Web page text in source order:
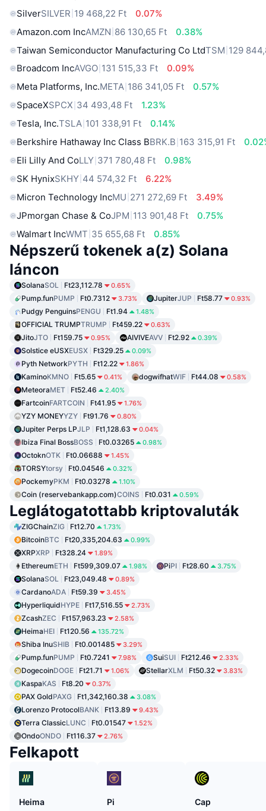
SilverSILVER 19 468,22 Ft
0.07%
Amazon.com IncAMZN 86 130,65 Ft
0.38%
Taiwan Semiconductor Manufacturing Co LtdTSM 129
Broadcom IncAVGO 131 515,33 Ft
0.09%
Meta Platforms, Inc.META 186 341,05 Ft
0.57%
SpaceXSPCX 34 493,48 Ft
1.23%
Tesla, Inc.TSLA 101 338,91 Ft
0.14%
Berkshire Hathaway Inc Class BBRK.B 163 315,91 Ft
Eli Lilly And CoLLY 371 780,48 Ft
0.98%
SK HynixSKHY 44 574,32 Ft
6.22%
Micron Technology IncMU 271 272,69 Ft
3.49%
JPmorgan Chase & CoJPM 113 901,48 Ft
0.75%
Walmart IncWMT 35 655,68 Ft 0.85%
Népszerű tokenek a(z) Solana
láncon
SolanaSOL Ft23,112.78 0.65%
Pump.funPUMP Ft0.7312 3.73% JupiterJUP Ft58.77 0.93%
Pudgy PenguinsPENGU Ft1.94 1.48%
OFFICIAL TRUMPTRUMP Ft459.22 0.63%
JitoJTO Ft159.75 0.95% AIVIVEAVV Ft2.92 0.39%
Solstice eUSXEUSX Ft329.25 0.09%
Pyth NetworkPYTH Ft12.22 1.86%
KaminoKMNO Ft5.65 0.41% dogwifhatWIF Ft44.08 0.58%
MeteoraMET Ft52.46 2.40%
FartcoinFARTCOIN Ft41.95 1.76%
YZY MONEYYZY Ft91.76 0.80%
Jupiter Perps LPJLP Ft1,128.63 0.04%
Ibiza Final BossBOSS Ft0.03265 0.98%
OctoknOTK Ft0.06688 1.45%
TORSYtorsy Ft0.04546 0.32%
PockemyPKM Ft0.03278 1.10%
Coin (reservebankapp.com)COINS Ft0.031 0.59%
Leglátogatottabb kriptovaluták
ZIGChainZIG Ft12.70 1.73%
BitcoinBTC Ft20,335,204.63 0.99%
XRPXRP Ft328.24 1.89%
EthereumETH Ft599,309.07 1.98% PiPI Ft28.60 3.75%
SolanaSOL Ft23,049.48 0.89%
CardanoADA Ft59.39 3.45%
HyperliquidHYPE Ft17,516.55 2.73%
ZcashZEC Ft157,963.23 2.58%
HeimaHEI Ft120.56 135.72%
Shiba InuSHIB Ft0.001485 3.29%
Pump.funPUMP Ft0.7241 7.98% SuiSUI Ft212.46 2.33%
DogecoinDOGE Ft21.71 1.06% StellarXLM Ft50.32 3.83%
KaspaKAS Ft8.20 0.37%
PAX GoldPAXG Ft1,342,160.38 3.08%
Lorenzo ProtocolBANK Ft13.89 9.43%
Terra ClassicLUNC Ft0.01547 1.52%
OndoONDO Ft116.37 2.76%
Felkapott
Heima
Pi
Cap